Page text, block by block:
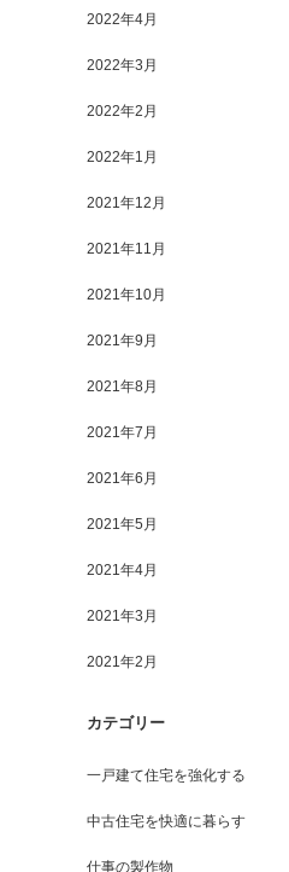
2022年4月
2022年3月
2022年2月
2022年1月
2021年12月
2021年11月
2021年10月
2021年9月
2021年8月
2021年7月
2021年6月
2021年5月
2021年4月
2021年3月
2021年2月
カテゴリー
一戸建て住宅を強化する
中古住宅を快適に暮らす
仕事の製作物